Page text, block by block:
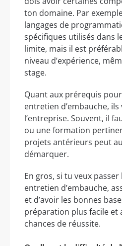
ton domaine. Par
langages de
spécifiques utilisés dans
limite, mais il est
niveau d’expérience,
stage.
Quant aux prérequis
entretien d’embauche,
l’entreprise. Souvent, il
ou une formation
projets antérieurs peut
démarquer.
En gros, si tu veux
entretien d’embauche,
et d’avoir les bonnes
préparation plus facile et
chances de réussite.